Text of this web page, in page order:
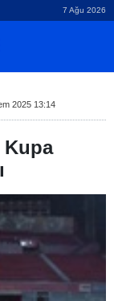
7 Ağu 2026
2025 13:14